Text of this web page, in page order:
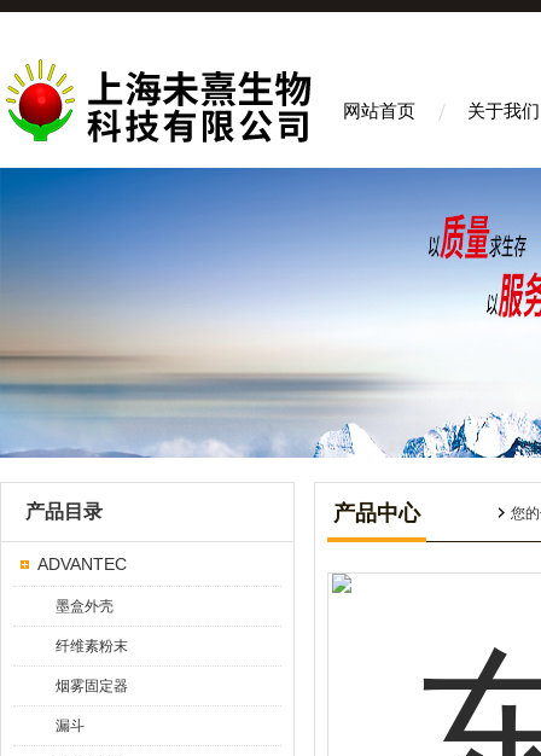
网站首页 关于我们
产品目录
ADVANTEC
墨盒外壳
纤维素粉末
烟雾固定器
漏斗
产品中心 您